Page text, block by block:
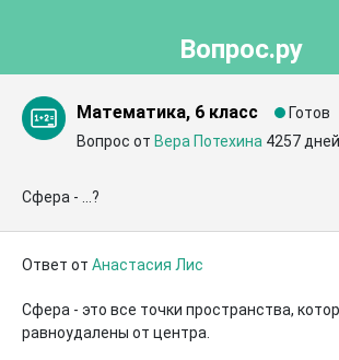
Вопрос.ру
Математика, 6 класс
Готов
Вопрос от Вера Потехина 4257
Сфера - ...?
Ответ от Анастасия Лис
Сфера - это все точки пространства,
равноудалены от центра.